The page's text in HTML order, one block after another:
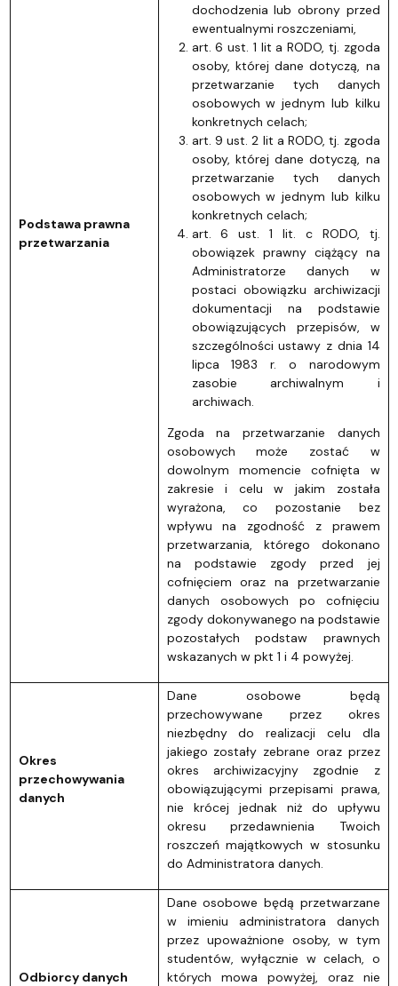
Podstawa prawna
przetwarzania
dochodzenia lub obrony przed
ewentualnymi roszczeniami,
art. 6 ust. 1 lit a RODO, tj. zgoda
osoby, której dane dotyczą, na
przetwarzanie tych danych
osobowych w jednym lub kilku
konkretnych celach;
art. 9 ust. 2 lit a RODO, tj. zgoda
osoby, której dane dotyczą, na
przetwarzanie tych danych
osobowych w jednym lub kilku
konkretnych celach;
art. 6 ust. 1 lit. c RODO, tj.
obowiązek prawny ciążący na
Administratorze danych w
postaci obowiązku archiwizacji
dokumentacji na podstawie
obowiązujących przepisów, w
szczególności ustawy z dnia 14
lipca 1983 r. o narodowym
zasobie archiwalnym i
archiwach.
Zgoda na przetwarzanie danych
osobowych może zostać w
dowolnym momencie cofnięta w
zakresie i celu w jakim została
wyrażona, co pozostanie bez
wpływu na zgodność z prawem
przetwarzania, którego dokonano
na podstawie zgody przed jej
cofnięciem oraz na przetwarzanie
danych osobowych po cofnięciu
zgody dokonywanego na podstawie
pozostałych podstaw prawnych
wskazanych w pkt 1 i 4 powyżej.
Okres
przechowywania
danych
Dane osobowe będą
przechowywane przez okres
niezbędny do realizacji celu dla
jakiego zostały zebrane oraz przez
okres archiwizacyjny zgodnie z
obowiązującymi przepisami prawa,
nie krócej jednak niż do upływu
okresu przedawnienia Twoich
roszczeń majątkowych w stosunku
do Administratora danych.
Odbiorcy danych
Dane osobowe będą przetwarzane
w imieniu administratora danych
przez upoważnione osoby, w tym
studentów, wyłącznie w celach, o
których mowa powyżej, oraz nie